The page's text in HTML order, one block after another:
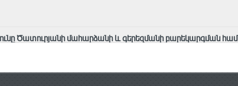
Ծատուրյանի մահարձանի և գերեզմանի բարեկարգման